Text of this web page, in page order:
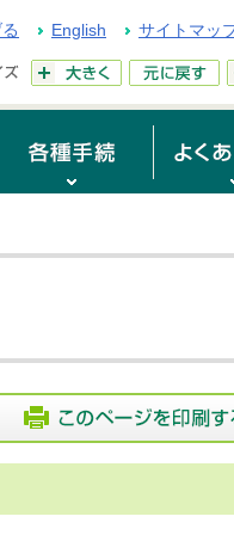
English サイトマッ